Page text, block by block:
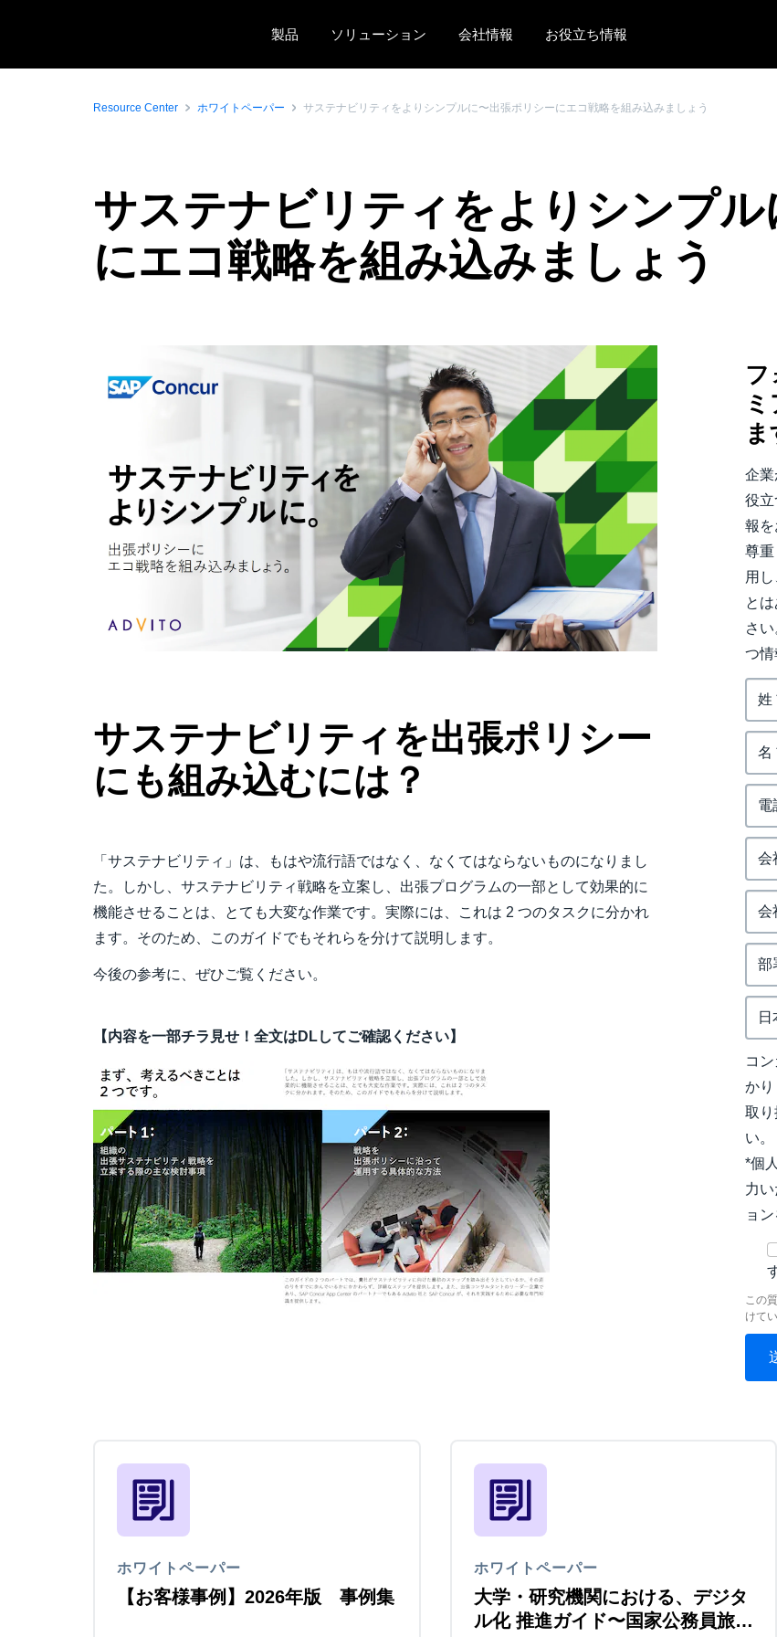
製品
ソリューション 会社情報 お役立ち情報
Canada (Français)
México (Español)
Brasil (Português)
Deutschland
Italia (Italiano)
Nederlands
Finland
Belgium
España
Norway
Resource Center ホワイトペーパー サステナビリティをよりシンプルに〜出張ポリシーにエコ戦略を組み込みましょう
サステナビリティをよりシンプ
にエコ戦略を組み込みましょう
サステナビリティを出張ポリシー
にも組み込むには？
「サステナビリティ」は、もはや流行語ではなく、なくてはならないものになりまし
た。しかし、サステナビリティ戦略を立案し、出張プログラムの一部として効果的に
機能させることは、とても大変な作業です。実際には、これは 2 つのタスクに分かれ
ます。そのため、このガイドでもそれらを分けて説明します。
今後の参考に、ぜひご覧ください。
【内容を一部チラ見せ！全文はDLしてご確認ください】
フ
ま
企
役
報
尊
用
と
さ
つ情
コ
か
取
い。
*個
力
ョ
この
けて
ホワイトペーパー
【お客様事例】2026年版 事例集
ホワイトペーパー
大学・研究機関における、デジタ
ル化 推進ガイド〜国家公務員旅費